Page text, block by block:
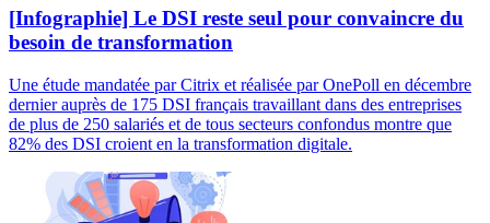
[Infographie] Le DSI reste seul pour convaincre du
besoin de transformation
Une étude mandatée par Citrix et réalisée par OnePoll en décembre
dernier auprès de 175 DSI français travaillant dans des entreprises
de plus de 250 salariés et de tous secteurs confondus montre que
82% des DSI croient en la transformation digitale.